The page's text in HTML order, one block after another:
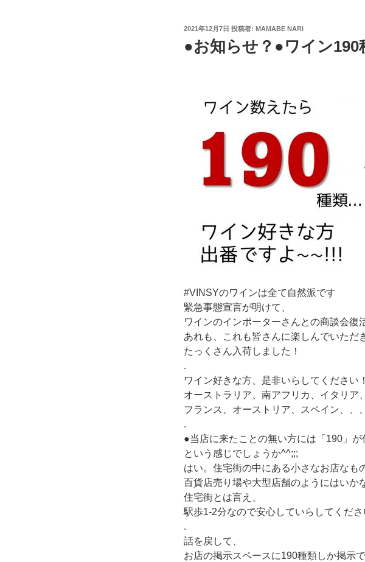
投
日:
2021年12月7日 投稿者: MAMABE NARI
●お知らせ？●ワイン190
#VINSYのワインは全て自然派です
緊急事態宣言が明けて、
ワインのインポーターさんとの商談会復
あれも、これも皆さんに楽しんでいただ
たっくさん入荷しました！
.
ワイン好きな方、是非いらしてください！
オーストラリア、南アフリカ、イタリア、
フランス、オーストリア、スペイン、、、
.
●当店に来たことの無い方には「190」が
という感じでしょうか^^;;;
はい。住宅街の中にある小さなお店なも
百貨店売り場や大型店舗のようにはいか
住宅街とは言え、
駅歩1-2分なので安心していらしてくださ
.
話を戻して、
お店の掲示スペースに190種類しか掲示で